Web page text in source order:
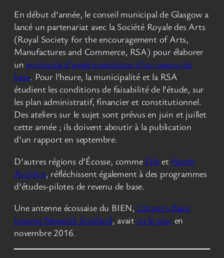
En début d’année, le conseil municipal de Glasgow a
lancé un partenariat avec la Société Royale des Arts
(Royal Society for the encouragement of Arts,
Manufactures and Commerce, RSA) pour élaborer
un protocole d’expérimentation d’un revenu de
base. Pour l’heure, la municipalité et la RSA
étudient les conditions de faisabilité de l’étude, sur
les plan administratif, financier et constitutionnel.
Des ateliers sur le sujet sont prévus en juin et juillet
cette année ; ils doivent aboutir à la publication
d’un rapport en septembre.
D’autres régions d’Écosse, comme Fifeet North
Ayrshire, réfléchissent également à des programmes
d’études-pilotes de revenu de base.
Une antenne écossaise du BIEN, Citizen’s Basic
Income Network Scotland, avait vu le jouren
novembre 2016.